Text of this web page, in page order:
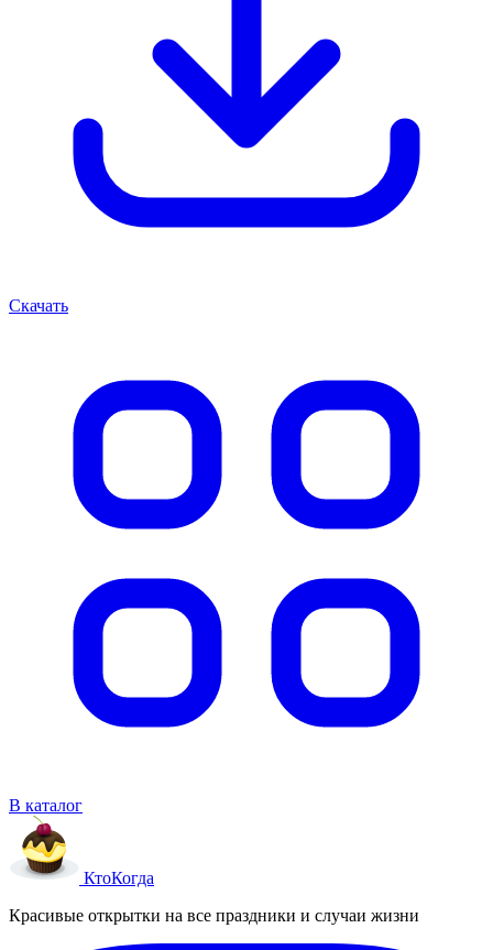
Скачать
В каталог
КтоКогда
Красивые открытки на все праздники и случаи жизни